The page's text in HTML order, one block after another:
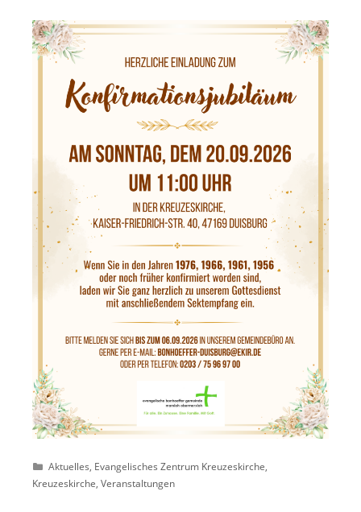
Kategorien
Aktuelles, Evangelisches Zentrum Kreuzeskirche,
Kreuzeskirche, Veranstaltungen